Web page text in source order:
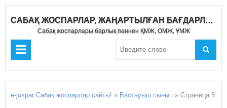
САБАҚ ЖОСПАРЛАР, ЖАҢАРТЫЛҒАН БАҒДАРЛАМА 2020-2021
Сабақ жоспарлары барлық пәннен ҚМЖ, ОМЖ, ҰМЖ
e-jospar Сабақ жоспарлар сайты! » Бастауыш сынып » Страница 5